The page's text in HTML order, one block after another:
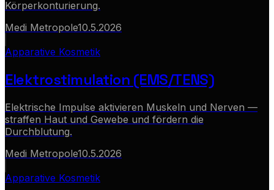
Körperkonturierung.
Medi Metropole10.5.2026
Apparative Kosmetik
Elektrostimulation (EMS/TENS)
Elektrische Impulse aktivieren Muskeln und Nerven —
straffen Haut und Gewebe und fördern die
Durchblutung.
Medi Metropole10.5.2026
Apparative Kosmetik